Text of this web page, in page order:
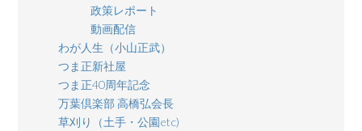
政策レポート
動画配信
わが人生（小山正武）
つま正新社屋
つま正40周年記念
万葉倶楽部 高橋弘会長
草刈り（土手・公園etc)